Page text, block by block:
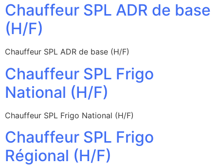
Chauffeur SPL ADR de base
(H/F)
Chauffeur SPL ADR de base (H/F)
Chauffeur SPL Frigo
National (H/F)
Chauffeur SPL Frigo National (H/F)
Chauffeur SPL Frigo
Régional (H/F)